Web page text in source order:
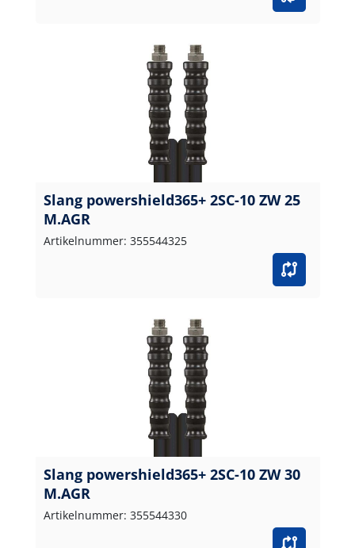
Slang powershield365+ 2SC-10 ZW 25
M.AGR
Artikelnummer: 355544325
Slang powershield365+ 2SC-10 ZW 30
M.AGR
Artikelnummer: 355544330